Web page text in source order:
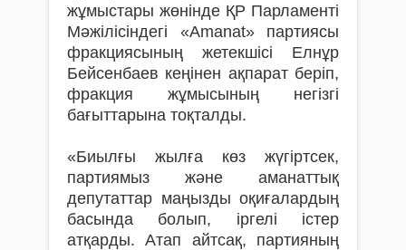
жұмыстары жөнінде ҚР Парламенті
Мәжілісіндегі «Аmanat» партиясы
фракциясының жетекшісі Елнұр
Бейсенбаев кеңінен ақпарат беріп,
фракция жұмысының негізгі
бағыттарына тоқталды.
«Биылғы жылға көз жүгіртсек,
партиямыз және аманаттық
депутаттар маңызды оқиғалардың
басында болып, іргелі істер
атқарды. Атап айтсақ, партияның